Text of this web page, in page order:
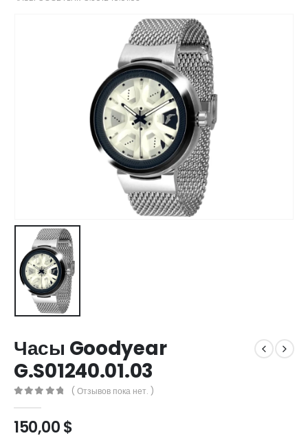
Часы Goodyear
G.S01240.01.03
( Отзывов пока нет. )
150,00$